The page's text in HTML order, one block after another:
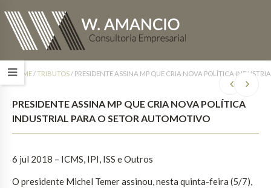
HOME/TRIBUTOS/ PRESIDENTE ASSINA MP QUE CRIA NOVA POLÍTICA
PRESIDENTE ASSINA MP QUE CRIA NOVA POLÍTICA
INDUSTRIAL PARA O SETOR AUTOMOTIVO
6 jul 2018 – ICMS, IPI, ISS e Outros
O presidente Michel Temer assinou, nesta quinta-feira (5/7),